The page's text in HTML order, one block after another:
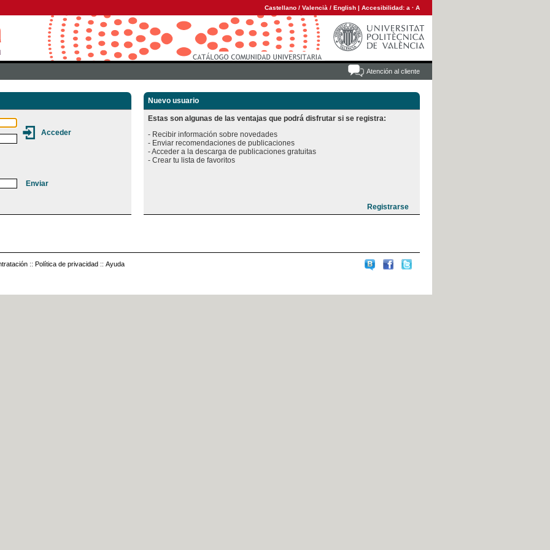
Castellano / Valencià / English | Accesibilidad: a · A
Atención al cliente
Nuevo usuario
Estas son algunas de las ventajas que podrá disfrutar si se registra:
- Recibir información sobre novedades
- Enviar recomendaciones de publicaciones
- Acceder a la descarga de publicaciones gratuitas
:: Política de privacidad :: Ayuda